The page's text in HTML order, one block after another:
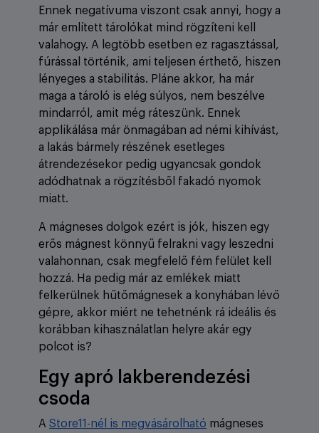
Ennek negatívuma viszont csak annyi, hogy a
már említett tárolókat mind rögzíteni kell
valahogy. A legtöbb esetben ez ragasztással,
fúrással történik, ami teljesen érthető, hiszen
lényeges a stabilitás. Pláne akkor, ha már
maga a tároló is elég súlyos, nem beszélve
mindarról, amit még ráteszünk. Ennek
applikálása már önmagában ad némi kihívást,
a lakás bármely részének esetleges
átrendezésekor pedig ugyancsak gondok
adódhatnak a rögzítésből fakadó nyomok
miatt.
A mágneses dolgok ezért is jók, hiszen egy
erős mágnest könnyű felrakni vagy leszedni
valahonnan, csak megfelelő fém felület kell
hozzá. Ha pedig már az emlékek miatt
felkerülnek hűtőmágnesek a konyhában lévő
gépre, akkor miért ne tehetnénk rá ideális és
korábban kihasználatlan helyre akár egy
polcot is?
Egy apró lakberendezési
csoda
A Store11-nél is megvásárolható mágneses